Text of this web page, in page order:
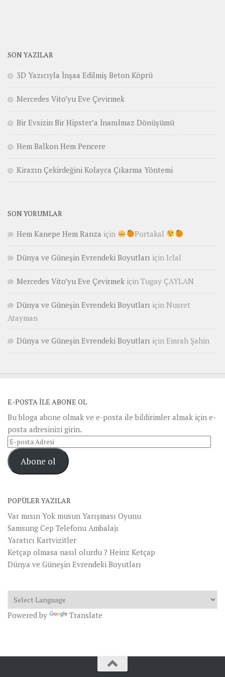
SON YAZILAR
3D Yazıcıyla İnşaa Edilmiş Beton Köprü
Mercedes Vito’yu Eve Çevirmek
Bir Evsizin Bir Hipster’a İnanılmaz Dönüşümü
Hem Balkon Hem Pencere
Kirazın Çekirdeğini Kolayca Çıkarma Yöntemi
SON YORUMLAR
Hem Kanepe Hem Ranza için Portakal
Dünya ve Güneşin Evrendeki Boyutları için Iclal
Mercedes Vito’yu Eve Çevirmek için Tugay ÇAYLAN
Dünya ve Güneşin Evrendeki Boyutları için Nusret
Atayman
Dünya ve Güneşin Evrendeki Boyutları için Emrah Şahin
E-POSTA ILE ABONE OL
Bu bloga abone olmak ve e-posta ile bildirimler almak için e-
posta adresinizi girin.
E-
posta
AdresiAbone ol
POPÜLER YAZILAR
Var mısın Yok musun Yarışması Oyunu
Samsung Cep Telefonu Ambalajı
Yaratıcı Kartvizitler
Ketçap olmasa nasıl olurdu ? Heinz Ketçap
Dünya ve Güneşin Evrendeki Boyutları
Powered by Translate